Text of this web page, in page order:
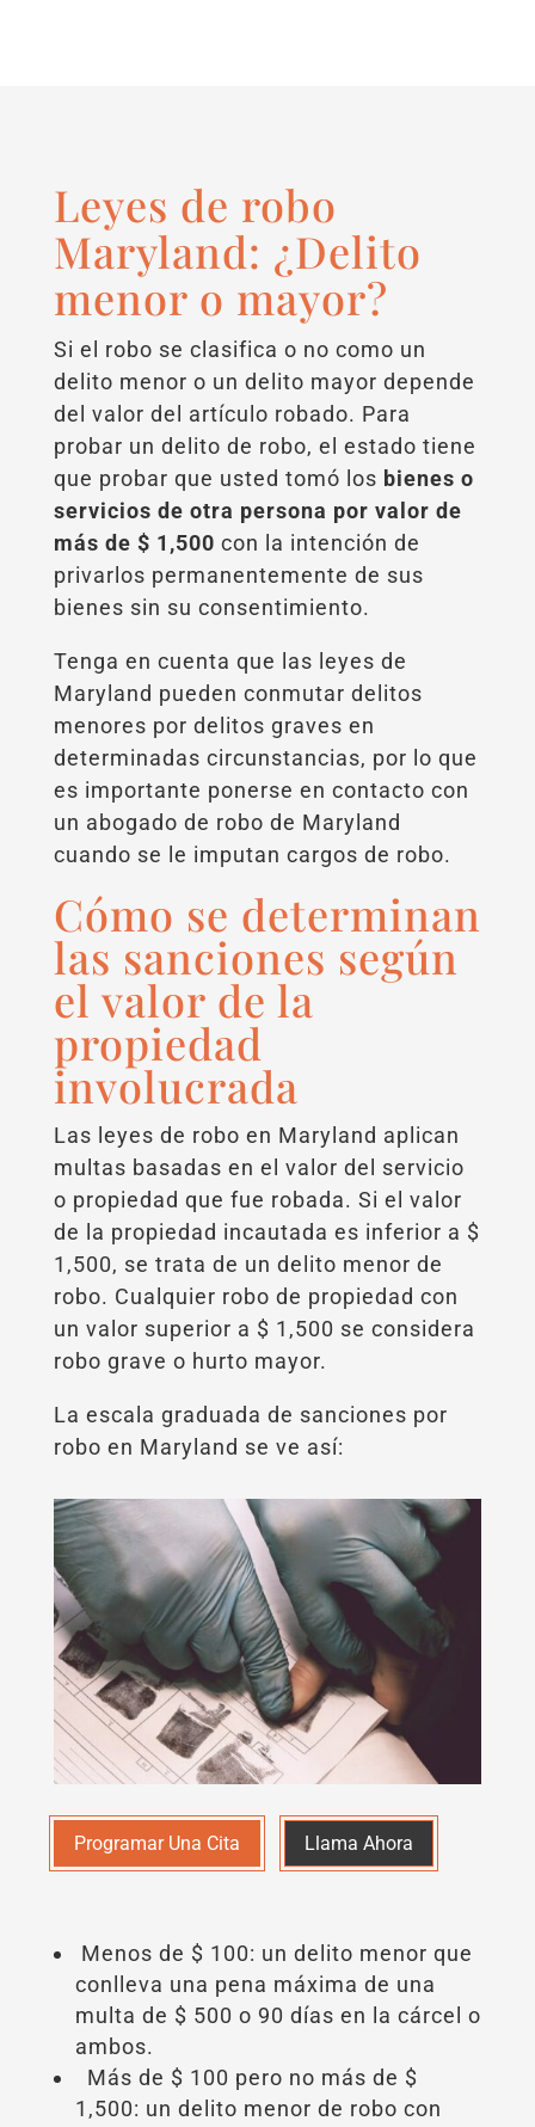
Leyes de robo
Maryland: ¿Delito
menor o mayor?
Si el robo se clasifica o no como un
delito menor o un delito mayor depende
del valor del artículo robado. Para
probar un delito de robo, el estado tiene
que probar que usted tomó los bienes o
servicios de otra persona por valor de
más de $ 1,500 con la intención de
privarlos permanentemente de sus
bienes sin su consentimiento.
Tenga en cuenta que las leyes de
Maryland pueden conmutar delitos
menores por delitos graves en
determinadas circunstancias, por lo que
es importante ponerse en contacto con
un abogado de robo de Maryland
cuando se le imputan cargos de robo.
Cómo se determinan
las sanciones según
el valor de la
propiedad
involucrada
Las leyes de robo en Maryland aplican
multas basadas en el valor del servicio
o propiedad que fue robada. Si el valor
de la propiedad incautada es inferior a $
1,500, se trata de un delito menor de
robo. Cualquier robo de propiedad con
un valor superior a $ 1,500 se considera
robo grave o hurto mayor.
La escala graduada de sanciones por
robo en Maryland se ve así:
Programar Una Cita Llama Ahora
Menos de $ 100: un delito menor que
conlleva una pena máxima de una
multa de $ 500 o 90 días en la cárcel o
ambos.
Más de $ 100 pero no más de $
1,500: un delito menor de robo con